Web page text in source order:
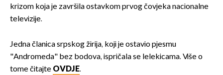
krizom koja je završila ostavkom prvog čovjeka nacionalne
televizije.
Jedna članica srpskog žirija, koji je ostavio pjesmu
"Andromeda" bez bodova, ispričala se lelekicama. Više o
tome čitajte OVDJE.